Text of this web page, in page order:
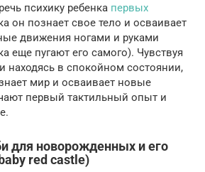
психику ребенка первых
он познает свое тело и осваивает
движения ногами и руками
еще пугают его самого). Чувствуя
в спокойном состоянии,
мир и осваивает новые
первый тактильный опыт и
для новорожденных и его
red castle)